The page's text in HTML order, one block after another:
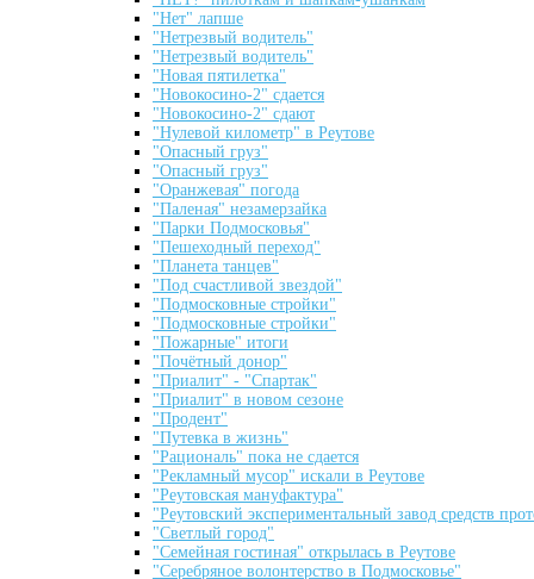
"Нет" лапше
"Нетрезвый водитель"
"Нетрезвый водитель"
"Новая пятилетка"
"Новокосино-2" сдается
"Новокосино-2" сдают
"Нулевой километр" в Реутове
"Опасный груз"
"Опасный груз"
"Оранжевая" погода
"Паленая" незамерзайка
"Парки Подмосковья"
"Пешеходный переход"
"Планета танцев"
"Под счастливой звездой"
"Подмосковные стройки"
"Подмосковные стройки"
"Пожарные" итоги
"Почётный донор"
"Приалит" - "Спартак"
"Приалит" в новом сезоне
"Продент"
"Путевка в жизнь"
"Рациональ" пока не сдается
"Рекламный мусор" искали в Реутове
"Реутовская мануфактура"
"Реутовский экспериментальный завод средств
"Светлый город"
"Семейная гостиная" открылась в Реутове
"Серебряное волонтерство в Подмосковье"